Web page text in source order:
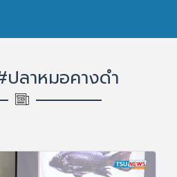
ปลาหมอคางดำ